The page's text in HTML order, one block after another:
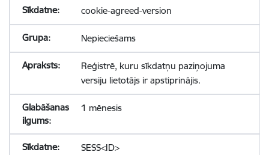
cookie-agreed-version
Nepieciešams
Reģistrē, kuru sīkdatņu paziņojuma
versiju lietotājs ir apstiprinājis.
1 mēnesis
SESS<ID>